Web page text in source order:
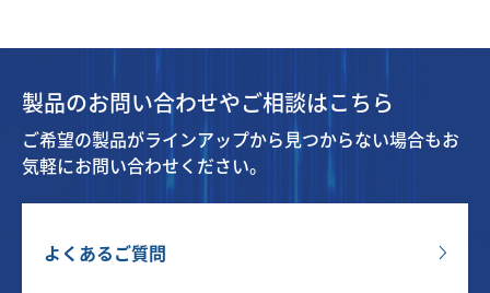
製品のお問い合わせやご相談はこちら
ご希望の製品がラインアップから見つからない場合もお
気軽にお問い合わせください。
よくあるご質問